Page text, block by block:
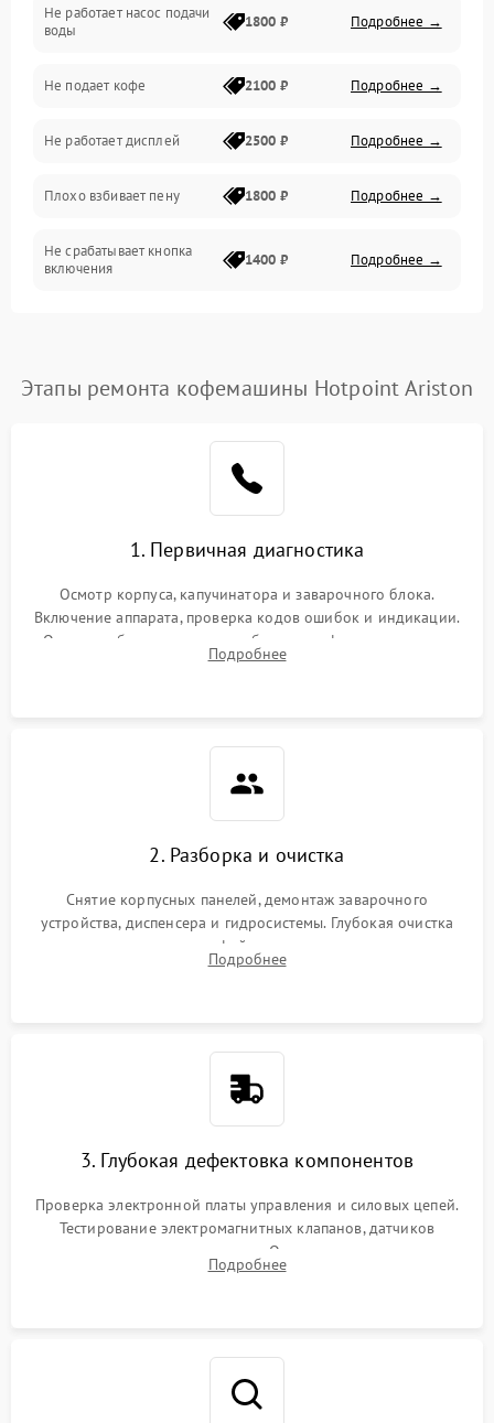
Проблемы с водой
Проблемы с капучинатором и паром
Управление и электроника
Программное обеспечение
Не работает насос подачи
воды
1800 ₽ Подробнее →
Не подает кофе 2100 ₽ Подробнее →
Не работает дисплей 2500 ₽ Подробнее →
Плохо взбивает пену 1800 ₽ Подробнее →
Не срабатывает кнопка
включения
1400 ₽ Подробнее →
Постоянные сбои в работе Подробнее →
Этапы ремонта кофемашины Hotpoint Ariston
1. Первичная диагностика
Осмотр корпуса, капучинатора и заварочного блока.
Включение аппарата, проверка кодов ошибок и индикации.
Оценка работы помпы, термоблока и кофемолки на слух.
Измерение температуры и давления воды для выявления
Подробнее
2. Разборка и очистка
Снятие корпусных панелей, демонтаж заварочного
устройства, диспенсера и гидросистемы. Глубокая очистка
внутренних узлов от кофейных масел, жмыха и накипи.
Промывка дренажных каналов и фильтров с использованием
Подробнее
3. Глубокая дефектовка компонентов
Проверка электронной платы управления и силовых цепей.
Тестирование электромагнитных клапанов, датчиков
температуры и расходомера. Оценка степени износа
жерновов кофемолки, уплотнительных колец гидросистемы
Подробнее